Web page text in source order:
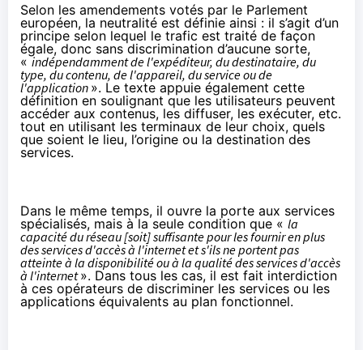
Selon les amendements votés par le Parlement
européen, la neutralité est définie ainsi : il s’agit d’un
principe selon lequel le trafic est traité de façon
égale, donc sans discrimination d’aucune sorte,
«indépendamment de l'expéditeur, du destinataire, du
type, du contenu, de l'appareil, du service ou de
l'application ». Le texte appuie également cette
définition en soulignant que les utilisateurs peuvent
accéder aux contenus, les diffuser, les exécuter, etc.
tout en utilisant les terminaux de leur choix, quels
que soient le lieu, l’origine ou la destination des
services.
Dans le même temps, il ouvre la porte aux services
spécialisés, mais à la seule condition que « la
capacité du réseau [soit] suffisante pour les fournir en plus
des services d'accès à l'internet et s'ils ne portent pas
atteinte à la disponibilité ou à la qualité des services d'accès
à l'internet». Dans tous les cas, il est fait interdiction
à ces opérateurs de discriminer les services ou les
applications équivalents au plan fonctionnel.